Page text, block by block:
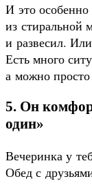
И это
из стиральной
и развесил.
Есть много
а можно просто
5. Он
один»
Вечеринка у
Обед с